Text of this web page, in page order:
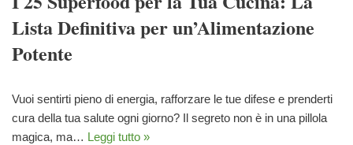
Lista Definitiva per un’Alimentazione
Potente
Vuoi sentirti pieno di energia, rafforzare le tue difese e prenderti
cura della tua salute ogni giorno? Il segreto non è in una pillola
magica, ma… Leggi tutto »